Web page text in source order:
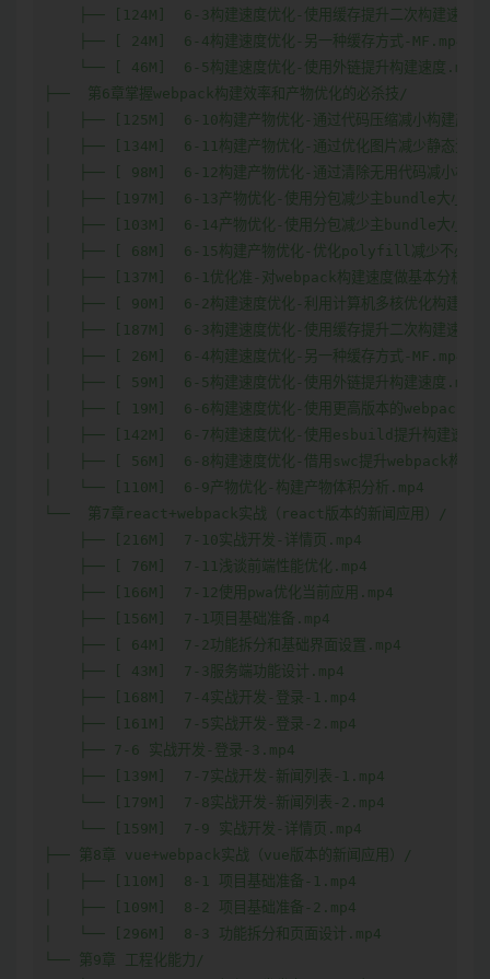
├── [124M]  6-3构建速度优化-使用缓存提升二次构建速度
    ├── [ 24M]  6-4构建速度优化-另一种缓存方式-MF.mp4
    └── [ 46M]  6-5构建速度优化-使用外链提升构建速度.mp4
├──  第6章掌握webpack构建效率和产物优化的必杀技/
│   ├── [125M]  6-10构建产物优化-通过代码压缩减小构建产物
│   ├── [134M]  6-11构建产物优化-通过优化图片减少静态资源
│   ├── [ 98M]  6-12构建产物优化-通过清除无用代码减小构建
│   ├── [197M]  6-13产物优化-使用分包减少主bundle大小-
│   ├── [103M]  6-14产物优化-使用分包减少主bundle大小-
│   ├── [ 68M]  6-15构建产物优化-优化polyfill减少不必要的
│   ├── [137M]  6-1优化准-对webpack构建速度做基本分析
│   ├── [ 90M]  6-2构建速度优化-利用计算机多核优化构建
│   ├── [187M]  6-3构建速度优化-使用缓存提升二次构建速度
│   ├── [ 26M]  6-4构建速度优化-另一种缓存方式-MF.mp4
│   ├── [ 59M]  6-5构建速度优化-使用外链提升构建速度.mp4
│   ├── [ 19M]  6-6构建速度优化-使用更高版本的webpack和
│   ├── [142M]  6-7构建速度优化-使用esbuild提升构建速度
│   ├── [ 56M]  6-8构建速度优化-借用swc提升webpack构建
│   └── [110M]  6-9产物优化-构建产物体积分析.mp4
└──  第7章react+webpack实战（react版本的新闻应用）/
    ├── [216M]  7-10实战开发-详情页.mp4
    ├── [ 76M]  7-11浅谈前端性能优化.mp4
    ├── [166M]  7-12使用pwa优化当前应用.mp4
    ├── [156M]  7-1项目基础准备.mp4
    ├── [ 64M]  7-2功能拆分和基础界面设置.mp4
    ├── [ 43M]  7-3服务端功能设计.mp4
    ├── [168M]  7-4实战开发-登录-1.mp4
    ├── [161M]  7-5实战开发-登录-2.mp4
    ├── 7-6 实战开发-登录-3.mp4
    ├── [139M]  7-7实战开发-新闻列表-1.mp4
    └── [179M]  7-8实战开发-新闻列表-2.mp4
    └── [159M]  7-9 实战开发-详情页.mp4
├── 第8章 vue+webpack实战（vue版本的新闻应用）/
│   ├── [110M]  8-1 项目基础准备-1.mp4
│   ├── [109M]  8-2 项目基础准备-2.mp4
│   └── [296M]  8-3 功能拆分和页面设计.mp4
└── 第9章 工程化能力/